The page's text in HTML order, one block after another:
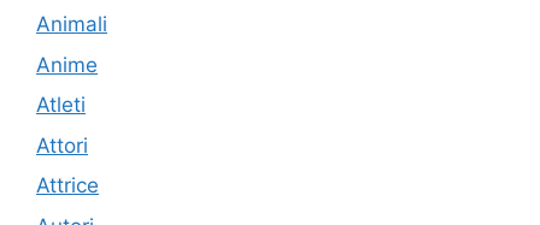
Animali
Anime
Atleti
Attori
Attrice